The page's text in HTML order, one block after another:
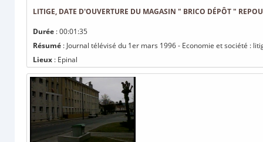
LITIGE, DATE D'OUVERTURE DU MAGASIN " BRICO DÉPÔT "
Durée : 00:01:35
Résumé : Journal télévisé du 1er mars 1996 - Economie et société :
Lieux : Epinal